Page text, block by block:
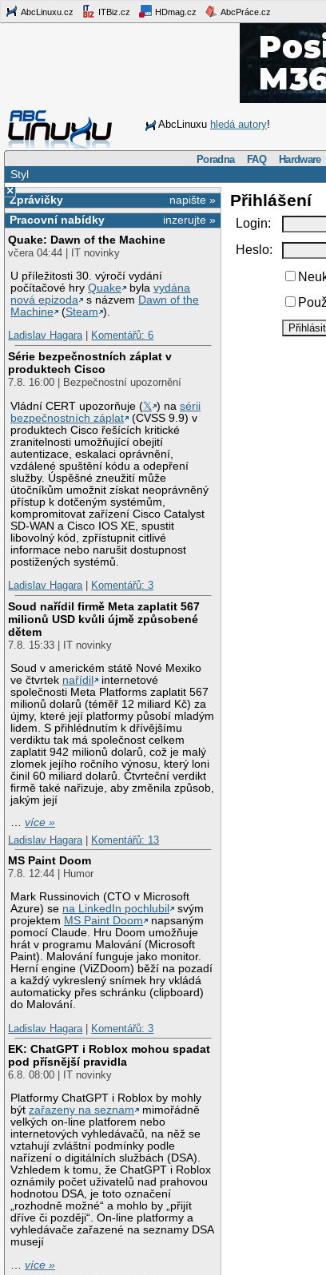
AbcLinuxu.cz ITBiz.cz HDmag.cz AbcPráce.cz
AbcLinuxu hledá autory!
Poradna FAQ Hardware
Styl
×
napište »
Zprávičky
inzerujte »
Pracovní nabídky
Quake: Dawn of the Machine
včera 04:44 | IT novinky
U příležitosti 30. výročí vydání
počítačové hryQuake bylavydána
nová epizoda
s názvem Dawn of the
Machine
(Steam ).
Ladislav Hagara| Komentářů: 6
Série bezpečnostních záplat v
produktech Cisco
7.8. 16:00 | Bezpečnostní upozornění
Vládní CERT upozorňuje (𝕏 ) nasérii
bezpečnostních záplat
(CVSS 9.9) v
produktech Cisco řešících kritické
zranitelnosti umožňující obejití
autentizace, eskalaci oprávnění,
vzdálené spuštění kódu a odepření
služby. Úspěšné zneužití může
útočníkům umožnit získat neoprávněný
přístup k dotčeným systémům,
kompromitovat zařízení Cisco Catalyst
SD-WAN a Cisco IOS XE, spustit
libovolný kód, zpřístupnit citlivé
informace nebo narušit dostupnost
postižených systémů.
Ladislav Hagara| Komentářů: 3
Soud nařídil firmě Meta zaplatit 567
milionů USD kvůli újmě způsobené
dětem
7.8. 15:33 | IT novinky
Soud v americkém státě Nové Mexiko
ve čtvrtek nařídil
internetové
společnosti Meta Platforms zaplatit 567
milionů dolarů (téměř 12 miliard Kč) za
újmy, které její platformy působí mladým
lidem. S přihlédnutím k dřívějšímu
verdiktu tak má společnost celkem
zaplatit 942 milionů dolarů, což je malý
zlomek jejího ročního výnosu, který loni
činil 60 miliard dolarů. Čtvrteční verdikt
firmě také nařizuje, aby změnila způsob,
jakým její
…více »
Ladislav Hagara
Komentářů: 13
MS Paint Doom
7.8. 12:44 | Humor
Mark Russinovich (CTO v Microsoft
Azure) se na LinkedIn pochlubil
svým
projektem MS Paint Doom
napsaným
pomocí Claude. Hru Doom umožňuje
hrát v programu Malování (Microsoft
Paint). Malování funguje jako monitor.
Herní engine (ViZDoom) běží na pozadí
a každý vykreslený snímek hry vkládá
automaticky přes schránku (clipboard)
do Malování.
Ladislav Hagara
Komentářů: 3
EK: ChatGPT i Roblox mohou spadat
pod přísnější pravidla
6.8. 08:00 | IT novinky
Platformy ChatGPT i Roblox by mohly
býtzařazeny na seznam
mimořádně
velkých on-line platforem nebo
internetových vyhledávačů, na něž se
vztahují zvláštní podmínky podle
nařízení o digitálních službách (DSA).
Vzhledem k tomu, že ChatGPT i Roblox
oznámily počet uživatelů nad prahovou
hodnotou DSA, je toto označení
„rozhodně možné“ a mohlo by „přijít
dříve či později“. On-line platformy a
vyhledávače zařazené na seznamy DSA
musejí
…více »
Přihlášení
Login:
Heslo: